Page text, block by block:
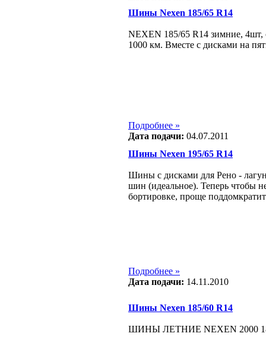
Шины Nexen 185/65 R14
NEXEN 185/65 R14 зимние, 4шт,
1000 км. Вместе с дисками на
Подробнее »
Дата подачи: 04.07.2011
Шины Nexen 195/65 R14
Шины с дисками для Рено -
шин (идеальное). Теперь чтобы
бортировке, проще
Подробнее »
Дата подачи: 14.11.2010
Шины Nexen 185/60 R14
ШИНЫ ЛЕТНИЕ NEXEN 2000